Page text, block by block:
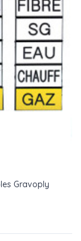
Gravoply